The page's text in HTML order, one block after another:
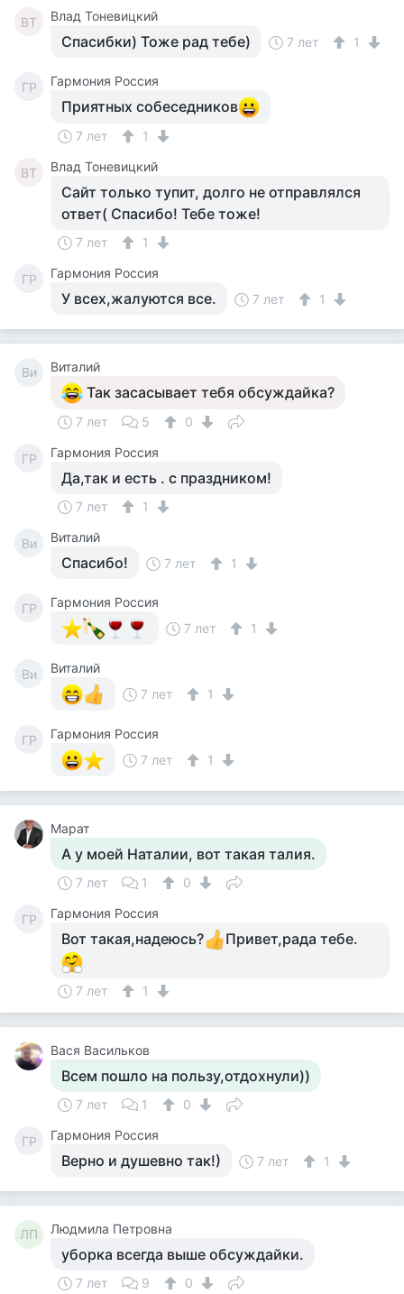
ВТ Влад Тоневицкий
Спасибки) Тоже рад тебе) 7 лет 1
ГР Гармония Россия
Приятных собеседников
7 лет 1
ВТ Влад Тоневицкий
Сайт только тупит, долго не отправлялся
ответ( Спасибо! Тебе тоже!
7 лет 1
ГР Гармония Россия
У всех,жалуются все. 7 лет 1
Ви Виталий
Так засасывает тебя обсуждайка?
7 лет 5 0
ГР Гармония Россия
Да,так и есть . с праздником!
7 лет 1
Ви Виталий
Спасибо! 7 лет 1
ГР
Гармония Россия
7 лет
1
Ви
Виталий
7 лет
1
ГР
Гармония Россия
7 лет
1
Марат
А у моей Наталии, вот такая талия.
7 лет 1 0
ГР Гармония Россия
Вот такая,надеюсь? Привет,рада тебе.
7 лет 1
Вася Васильков
Всем пошло на пользу,отдохнули))
7 лет 1 0
ГР Гармония Россия
Верно и душевно так!) 7 лет 1
ЛП Людмила Петровна
уборка всегда выше обсуждайки.
7 лет 9
0